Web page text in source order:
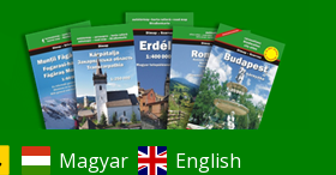
Magyar English